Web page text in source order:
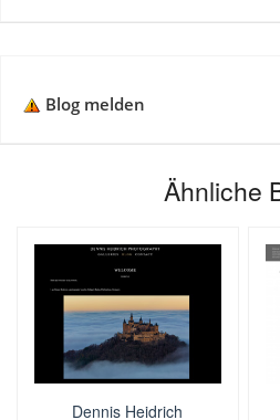
Blog melden
Ähnliche
Dennis Heidrich